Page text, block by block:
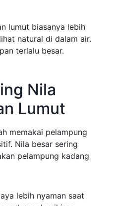
lumut biasanya lebih
natural di dalam air.
terlalu besar.
Nila
Lumut
memakai pelampung
Nila besar sering
pelampung kadang
lebih nyaman saat